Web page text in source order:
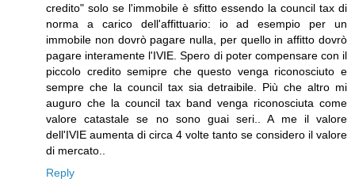
credito" solo se l'immobile è sfitto essendo la council tax di
norma a carico dell'affittuario: io ad esempio per un
immobile non dovrò pagare nulla, per quello in affitto dovrò
pagare interamente l'IVIE. Spero di poter compensare con il
piccolo credito semipre che questo venga riconosciuto e
sempre che la council tax sia detraibile. Più che altro mi
auguro che la council tax band venga riconosciuta come
valore catastale se no sono guai seri.. A me il valore
dell'IVIE aumenta di circa 4 volte tanto se considero il valore
di mercato..
Reply